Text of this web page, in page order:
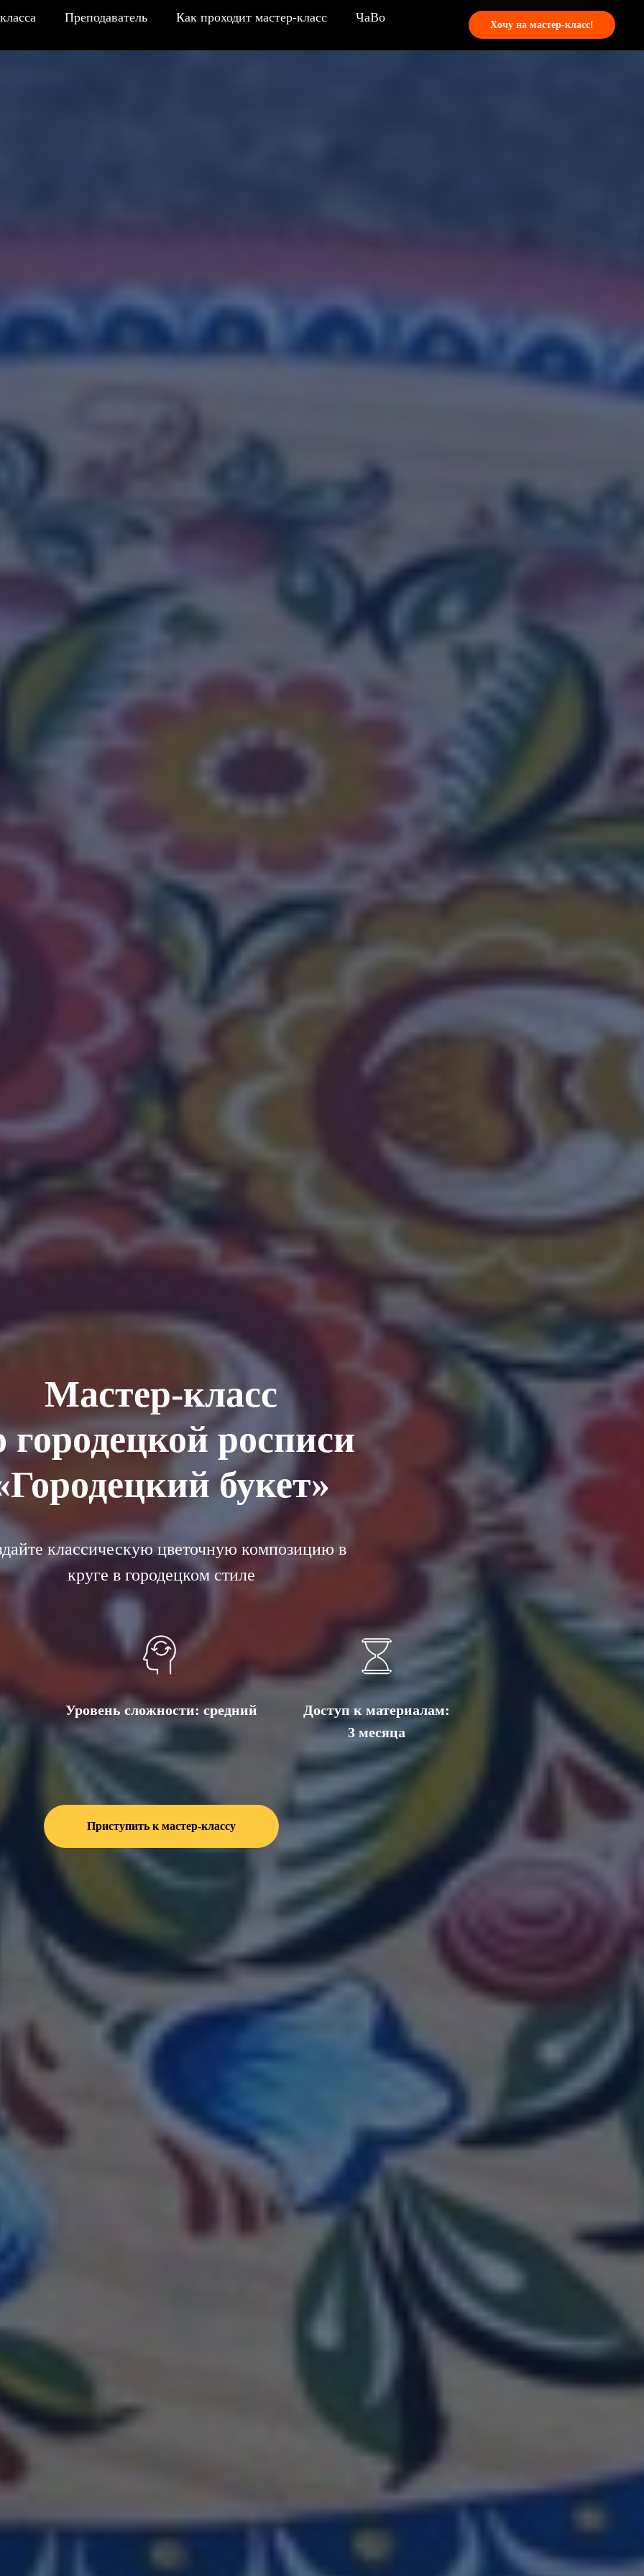
Преподаватель Как проходит мастер-класс ЧаВо
Хочу на мастер-класс!
Мастер-класс
городецкой росписи
букет»
классическую цветочную композицию в
круге в городецком стиле
Уровень сложности: средний
Доступ к материалам:
3 месяца
Приступить к мастер-классу